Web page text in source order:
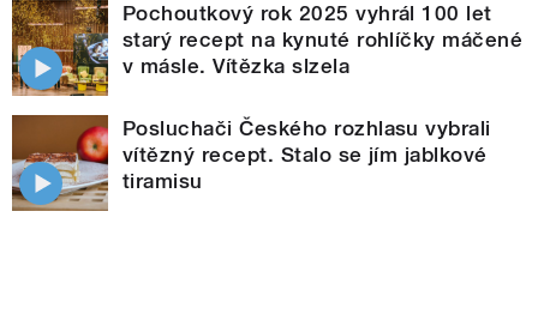
Pochoutkový rok 2025 vyhrál 100 let
starý recept na kynuté rohlíčky máčené
v másle. Vítězka slzela
Posluchači Českého rozhlasu vybrali
vítězný recept. Stalo se jím jablkové
tiramisu